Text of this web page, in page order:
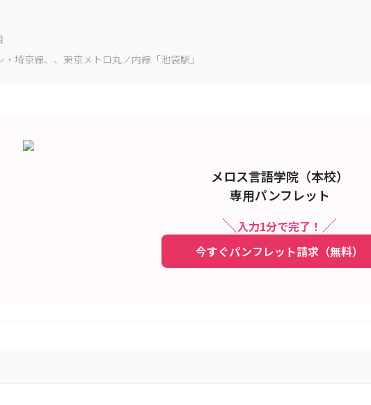
埼京線、、東京メトロ丸ノ内線「池袋駅」
メロス言語学院（本校）
専用パンフレット
入力1分で完了！
今すぐパンフレット請求（無料）